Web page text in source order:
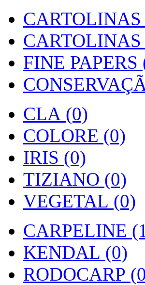
FINE PAPERS
CLA (0)
COLORE (0)
IRIS (0)
TIZIANO (0)
VEGETAL (0)
CARPELINE
KENDAL (0)
RODOCARP